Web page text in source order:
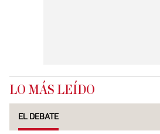
LO MÁS LEÍDO
EL DEBATE